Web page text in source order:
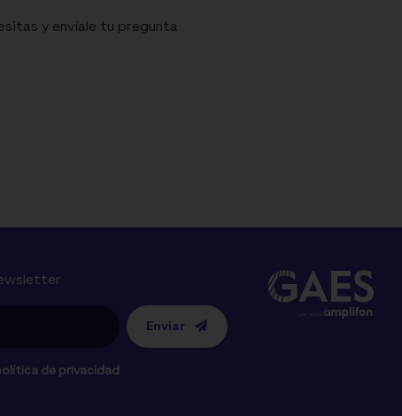
y envíale tu pregunta
de privacidad
Enviar